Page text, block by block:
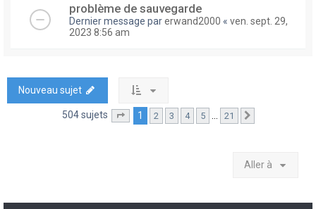
problème de sauvegarde
Dernier message parerwand2000 « ven. sept. 29,
2023 8:56 am
Nouveau sujet
504 sujets Page sur21
1 2 3 4 5 … 21
Aller à